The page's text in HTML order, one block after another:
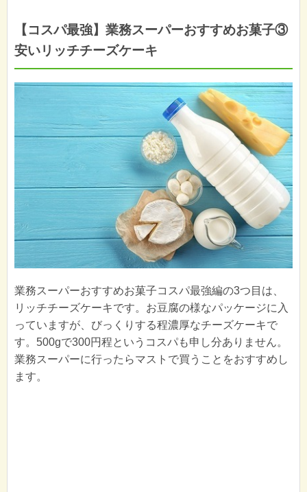
【コスパ最強】業務スーパーおすすめお菓子③
安いリッチチーズケーキ
業務スーパーおすすめお菓子コスパ最強編の3つ目は、
リッチチーズケーキです。お豆腐の様なパッケージに入
っていますが、びっくりする程濃厚なチーズケーキで
す。500gで300円程というコスパも申し分ありません。
業務スーパーに行ったらマストで買うことをおすすめし
ます。